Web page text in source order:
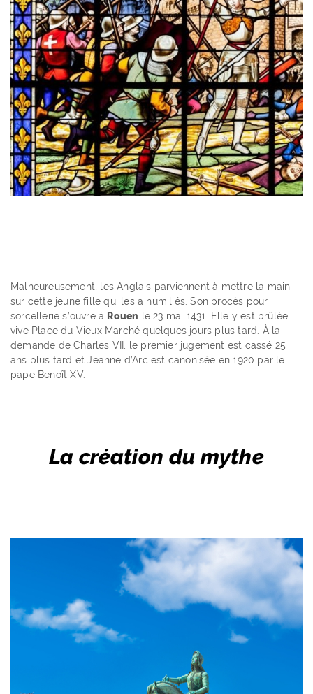
Malheureusement, les Anglais parviennent à mettre la main
sur cette jeune fille qui les a humiliés. Son procès pour
sorcellerie s’ouvre à Rouen le 23 mai 1431. Elle y est brûlée
vive Place du Vieux Marché quelques jours plus tard. À la
demande de Charles VII, le premier jugement est cassé 25
ans plus tard et Jeanne d’Arc est canonisée en 1920 par le
pape Benoît XV.
La création du mythe